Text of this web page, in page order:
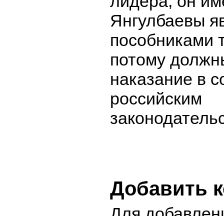
Янгулбаевы
пособниками
потому
наказание в
российским
Добавить